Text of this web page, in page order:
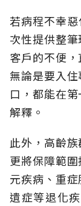
若病程不幸
次性提供整
客戶的不便
無論是要入
口，都能在
解釋。
此外，高齡
更將保障範
元疾病、重
遺症等退化